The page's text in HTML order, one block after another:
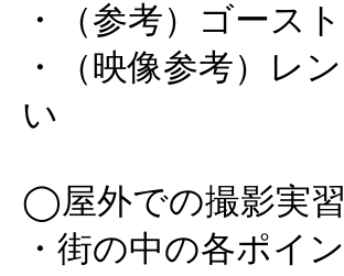
・（参考）ゴースト
・（映像参考）レ
い
◯屋外での撮影実習
・街の中の各ポイ